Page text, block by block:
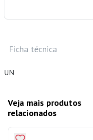
Ficha técnica
UN
Veja mais produtos
relacionados